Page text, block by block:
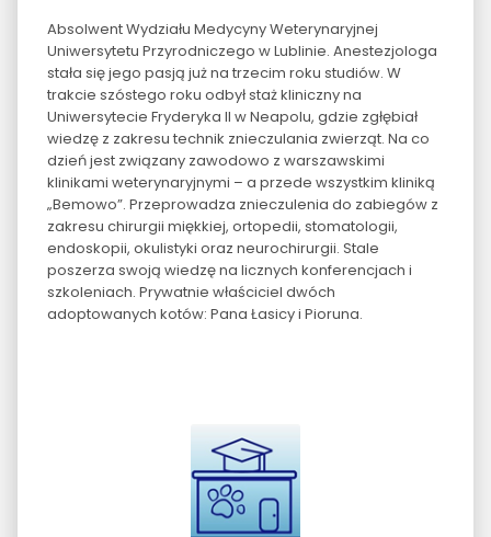
Absolwent Wydziału Medycyny Weterynaryjnej
Uniwersytetu Przyrodniczego w Lublinie. Anestezjologa
stała się jego pasją już na trzecim roku studiów. W
trakcie szóstego roku odbył staż kliniczny na
Uniwersytecie Fryderyka II w Neapolu, gdzie zgłębiał
wiedzę z zakresu technik znieczulania zwierząt. Na co
dzień jest związany zawodowo z warszawskimi
klinikami weterynaryjnymi – a przede wszystkim kliniką
„Bemowo”. Przeprowadza znieczulenia do zabiegów z
zakresu chirurgii miękkiej, ortopedii, stomatologii,
endoskopii, okulistyki oraz neurochirurgii. Stale
poszerza swoją wiedzę na licznych konferencjach i
szkoleniach. Prywatnie właściciel dwóch
adoptowanych kotów: Pana Łasicy i Pioruna.